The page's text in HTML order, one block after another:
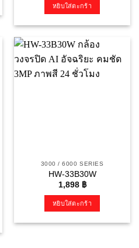
หยิบใส่ตะกร้า
3000 / 6000 SERIES
HW-33B30W
1,898 ฿
หยิบใส่ตะกร้า